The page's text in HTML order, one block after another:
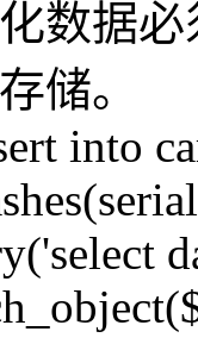
数据必
储。
into